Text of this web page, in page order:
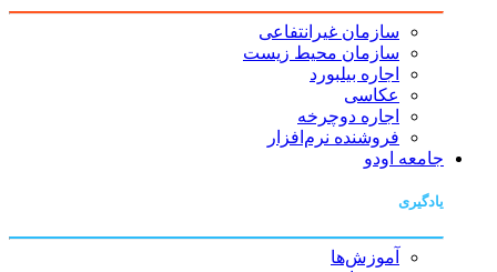
سازمان غیرانتفاعی
سازمان محیط زیست
اجاره بیلبورد
عکاسی
اجاره دوچرخه
فروشنده نرم‌افزار
جامعه اودو
یادگیری
آموزش‌ها